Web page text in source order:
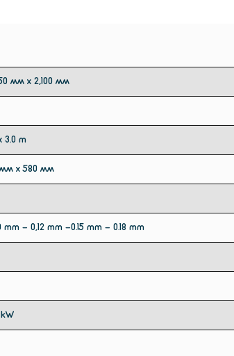
мм x 2,100 мм
3.0 m
x 580 мм
mm - 0,12 mm -0.15 mm - 0.18 mm
kW